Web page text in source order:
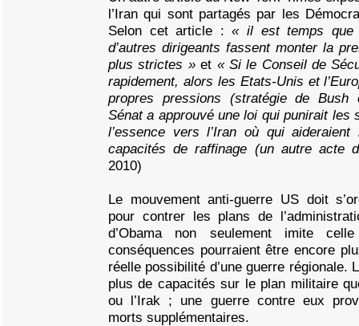
l’Iran qui sont partagés par les
Selon cet article :« il est temps que
d’autres dirigeants fassent monter la
plus strictes »et « Si le Conseil de
rapidement, alors les Etats-Unis et
propres pressions (stratégie de Bush
Sénat a approuvé une loi qui punirait les
l’essence vers l’Iran où qui
capacités de raffinage (un autre acte
2010)
Le mouvement anti-guerre US doit
pour contrer les plans de
d’Obama non seulement imite
conséquences pourraient être encore
réelle possibilité d’une guerre régionale.
plus de capacités sur le plan militaire
ou l’Irak ; une guerre contre eux
morts supplémentaires.